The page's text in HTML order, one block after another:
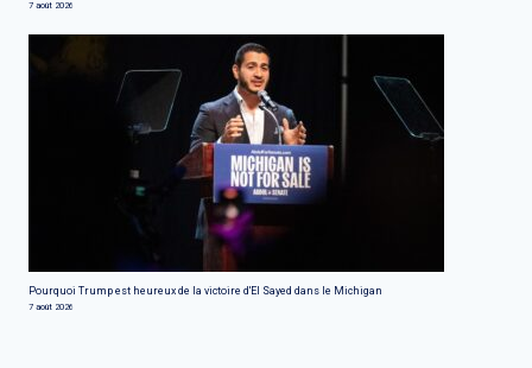
7 août 2026
Pourquoi Trump est heureux de la victoire d'El Sayed dans le Michigan
7 août 2026